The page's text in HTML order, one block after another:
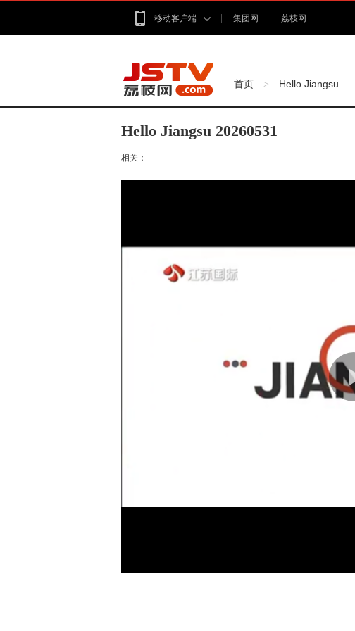
移动客户端 集团网 荔枝网
首页 > Hello Jiangsu
Hello Jiangsu 20260531
相关：